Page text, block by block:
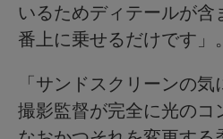
いるためディテールが含
番上に乗せるだけです」。
「サンドスクリーンの気
撮影監督が完全に光のコ